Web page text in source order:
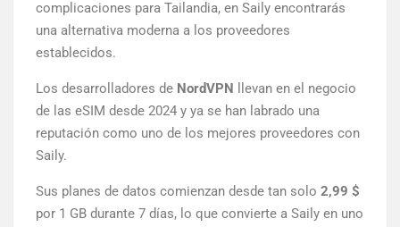
complicaciones para Tailandia, en Saily encontrarás
una alternativa moderna a los proveedores
establecidos.
Los desarrolladores de NordVPN llevan en el negocio
de las eSIM desde 2024 y ya se han labrado una
reputación como uno de los mejores proveedores con
Saily.
Sus planes de datos comienzan desde tan solo 2,99 $
por 1 GB durante 7 días, lo que convierte a Saily en uno